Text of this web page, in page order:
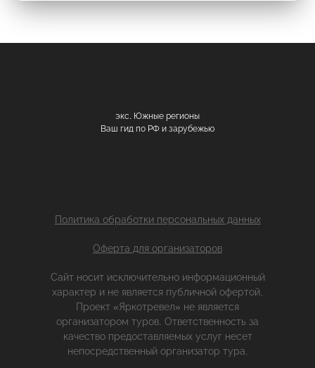
экс. Южные регионы
Ваш гид по РФ и зарубежью
Политика обработки персональных данных
Оферта для организаторов
Сайт носит исключительно информационный
характер и не является публичной офертой.
Проект «Яркотревел» не является
организатором туров. Ответственность за
качество предоставляемых услуг несет
непосредственный организатор тура.